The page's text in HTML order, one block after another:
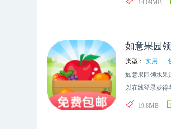
14.09MB
如意果园
类型： 实用
如意果园领水果
以在线登录获得
收获更多的果子
19.8MB